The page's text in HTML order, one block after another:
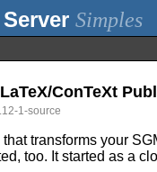
Simples
ConTeXt
1-source
transforms your
too. It started as a